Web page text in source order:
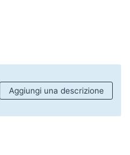
Aggiungi una descrizione